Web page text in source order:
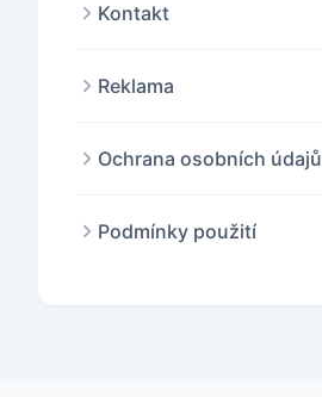
Kontakt
Reklama
Ochrana osobních údajů
Podmínky použití